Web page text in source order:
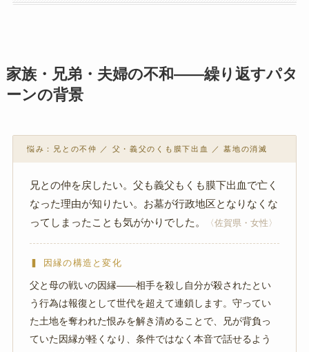
家族・兄弟・夫婦の不和——繰り返すパタ
ーンの背景
悩み：兄との不仲 ／ 父・義父のくも膜下出血 ／ 墓地の消滅
兄との仲を戻したい。父も義父もくも膜下出血で亡く
なった理由が知りたい。お墓が行政地区となりなくな
ってしまったことも気がかりでした。
〈佐賀県・女性〉
▍ 因縁の構造と変化
父と母の戦いの因縁——相手を殺し自分が殺されたとい
う行為は報復として世代を超えて連鎖します。守ってい
た土地を奪われた恨みを解き清めることで、兄が背負っ
ていた因縁が軽くなり、条件ではなく本音で話せるよう